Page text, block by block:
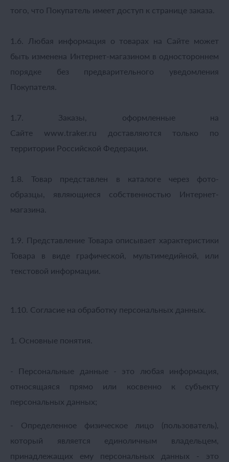
того, что Покупатель имеет доступ к странице заказа.
1.6. Любая информация о товарах на Сайте может
быть изменена Интернет-магазином в одностороннем
порядке без предварительного уведомления
Покупателя.
1.7. Заказы, оформленные на
Сайте www.traker.ru доставляются только по
территории Российской Федерации.
1.8. Товар представлен в каталоге через фото-
образцы, являющиеся собственностью Интернет-
магазина.
1.9. Представление Товара описывает характеристики
Товара в виде графической, мультимедийной, или
текстовой информации.
1.10. Согласие на обработку персональных данных.
1. Основные понятия.
- Персональные данные - это любая информация,
относящаяся прямо или косвенно к субъекту
персональных данных;
- Определенное физическое лицо (пользователь),
который является единоличным владельцем,
принадлежащих ему персональных данных - это